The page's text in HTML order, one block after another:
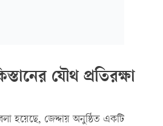
যৌথ প্রতিরক্ষা
বলা হয়েছে, জেদ্দায় অনুষ্ঠিত একটি